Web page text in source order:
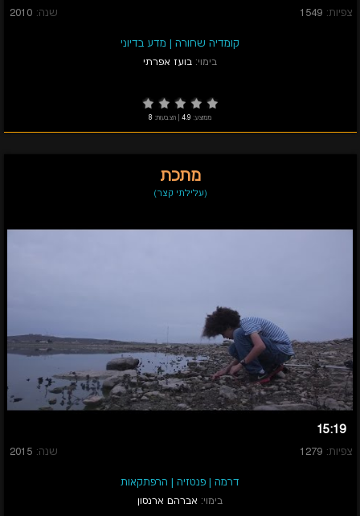
צפיות: 1549 שנה: 2010
קומדיה שחורה | מדע בדיוני
בימוי: בועז אפרתי
ממוצע: 4.9 הצבעות: 8
מתכת
(עלילתי קצר)
15:19
צפיות: 1279 שנה: 2015
דרמה | פנטזיה | הרפתקאות
בימוי: אברהם ארנסון